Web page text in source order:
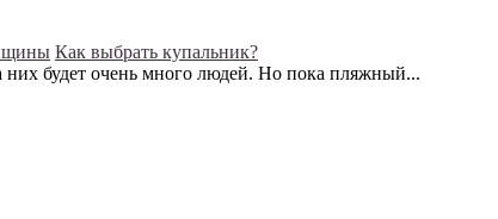
Как выбрать купальник?
будет очень много людей. Но пока пляжный...